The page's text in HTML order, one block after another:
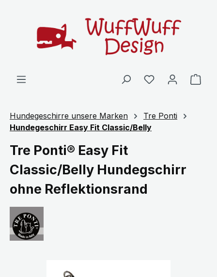
Hundegeschirre unsere Marken
Tre Ponti
Hundegeschirr Easy Fit Classic/Belly
Tre Ponti® Easy Fit
Classic/Belly Hundegschirr
ohne Reflektionsrand